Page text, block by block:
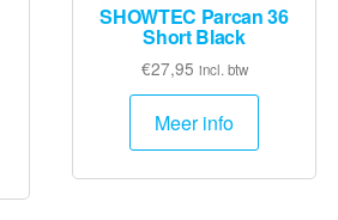
SHOWTEC Parcan 36
Short Black
€27,95 incl. btw
Meer info